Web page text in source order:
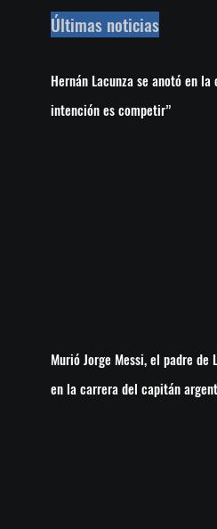
Últimas noticias
Hernán Lacunza se anotó en
intención es competir”
Murió Jorge Messi, el padre
en la carrera del capitán